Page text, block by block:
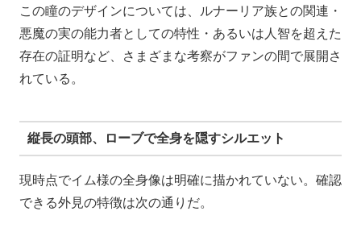
この瞳のデザインについては、ルナーリア族との関連・
悪魔の実の能力者としての特性・あるいは人智を超えた
存在の証明など、さまざまな考察がファンの間で展開さ
れている。
縦長の頭部、ローブで全身を隠すシルエット
現時点でイム様の全身像は明確に描かれていない。確認
できる外見の特徴は次の通りだ。